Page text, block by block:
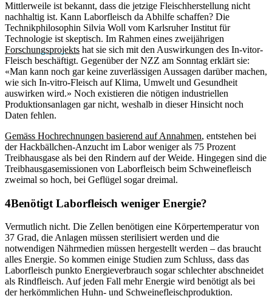
Mittlerweile ist bekannt, dass die jetzige Fleischherstellung nicht
nachhaltig ist. Kann Laborfleisch da Abhilfe schaffen? Die
Technikphilosophin Silvia Woll vom Karlsruher Institut für
Technologie ist skeptisch. Im Rahmen eines zweijährigen
Forschungsprojekts hat sie sich mit den Auswirkungen des In-vitor-
Fleisch beschäftigt. Gegenüber der NZZ am Sonntag erklärt sie:
«Man kann noch gar keine zuverlässigen Aussagen darüber machen,
wie sich In-vitro-Fleisch auf Klima, Umwelt und Gesundheit
auswirken wird.» Noch existieren die nötigen industriellen
Produktionsanlagen gar nicht, weshalb in dieser Hinsicht noch
Daten fehlen.
Gemäss Hochrechnungen basierend auf Annahmen, entstehen bei
der Hackbällchen-Anzucht im Labor weniger als 75 Prozent
Treibhausgase als bei den Rindern auf der Weide. Hingegen sind die
Treibhausgasemissionen von Laborfleisch beim Schweinefleisch
zweimal so hoch, bei Geflügel sogar dreimal.
Benötigt Laborfleisch weniger Energie?
Vermutlich nicht. Die Zellen benötigen eine Körpertemperatur von
37 Grad, die Anlagen müssen sterilisiert werden und die
notwendigen Nährmedien müssen hergestellt werden – das braucht
alles Energie. So kommen einige Studien zum Schluss, dass das
Laborfleisch punkto Energieverbrauch sogar schlechter abschneidet
als Rindfleisch. Auf jeden Fall mehr Energie wird benötigt als bei
der herkömmlichen Huhn- und Schweinefleischproduktion.